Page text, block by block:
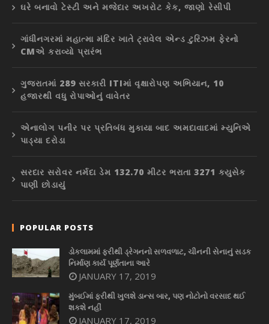
ઘરે બનાવો ટેસ્ટી અને મજેદાર અખરોટ કેક, જાણો રેસીપી
ગાંધીનગરમાં મહાત્મા મંદિર ખાતે ટ્રાવેલ એન્ડ ટુરિઝમ ફેરનો
CMએ કરાવ્યો પ્રારંભ
ગુજરાતમાં 289 સરકારી ITIમાં વૃક્ષારોપણ અભિયાન, 10
હજારથી વધુ રોપાઓનું વાવેતર
એનાલોગ પનીર પર પ્રતિબંધ મુકાયા બાદ અમદાવાદમાં મ્યુનિએ
પાડ્યા દરોડા
સરદાર સરોવર નર્મદા ડેમ 132.70 મીટર ભરાતા 3271 ક્યુસેક
પાણી છોડાયું
POPULAR POSTS
ડોકલામમાં ફરીથી ડ્રેગનનો સળવળાટ, ચીનની સેનાનું સડક
નિર્માણ કાર્ય પૂર્ણતાના આરે
JANUARY 17, 2019
મુંબઈમાં ફરીથી ખુલશે ડાન્સ બાર, પણ નોટોનો વરસાદ થઈ
શકશે નહીં
JANUARY 17, 2019